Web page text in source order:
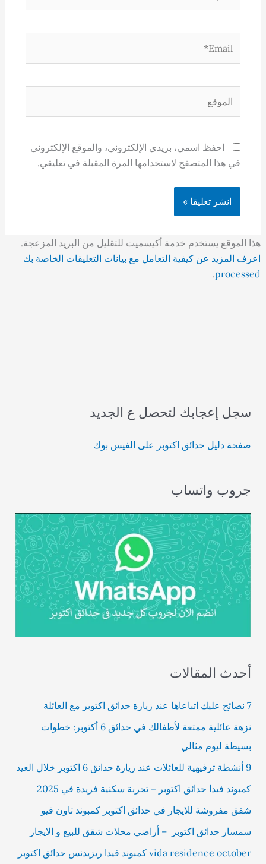
احفظ اسمي، بريدي الإلكتروني، والموقع الإلكتروني
في هذا المتصفح لاستخدامها المرة المقبلة في تعليقي.
هذا الموقع يستخدم خدمة أكيسميت للتقليل من البريد المزعجة.
اعرف المزيد عن كيفية التعامل مع بيانات التعليقات الخاصة بك
processed
.
سجل إعجابك لتحصل ع الجديد
صفحة دليل حدائق اكتوبر على الفيس بوك
جروب واتساب
أحدث المقالات
7 نصائح عليك اتباعاها عند زيارة حدائق اكتوبر مع العائلة
نزهة عائلية ممتعة لأطفالك في حدائق 6 أكتوبر: خطوات
بسيطة ليوم مثالي
9 أنشطة ترفيهية للعائلات عند زيارة حدائق 6 اكتوبر خلال العيد
كمبوند فيدا حدائق اكتوبر – تجربة سكنية فريدة في 2025
شقق مفروشة للايجار في حدائق اكتوبر كمبوند تاون فيو
سمسار حدائق اكتوبر – أراضي محلات شقق للبيع و الايجار
vida residence october كمبوند فيدا ريزيدنس حدائق اكتوبر